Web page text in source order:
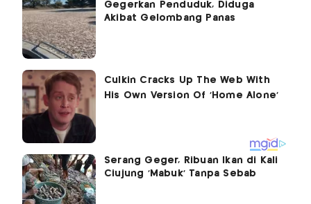
Gegerkan Penduduk, Diduga
Akibat Gelombang Panas
Serang Geger, Ribuan Ikan di Kali
Ciujung 'Mabuk' Tanpa Sebab